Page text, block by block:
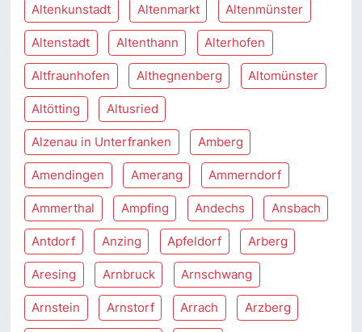
Altenkunstadt Altenmarkt Altenmünster
Altenstadt Altenthann Alterhofen
Altfraunhofen Althegnenberg Altomünster
Altötting Altusried
Alzenau in Unterfranken Amberg
Amendingen Amerang Ammerndorf
Ammerthal Ampfing Andechs Ansbach
Antdorf Anzing Apfeldorf Arberg
Aresing Arnbruck Arnschwang
Arnstein Arnstorf Arrach Arzberg